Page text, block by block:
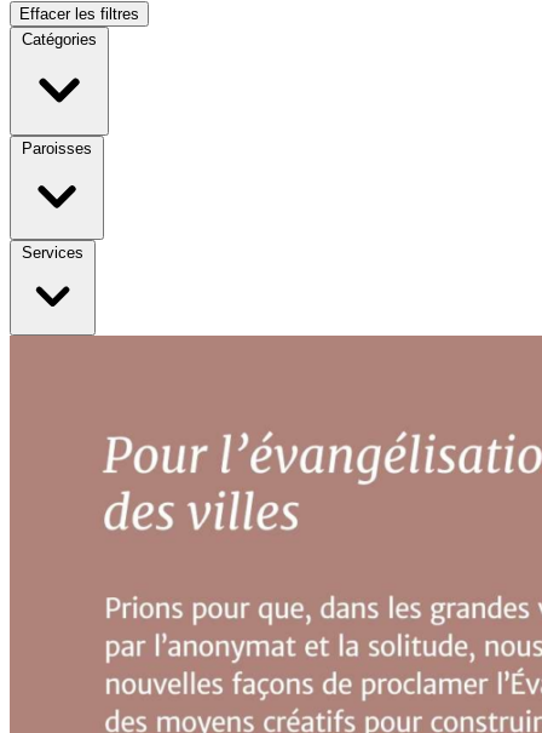
Effacer les filtres
Catégories
Paroisses
Services